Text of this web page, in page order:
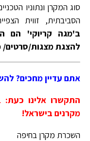
סוג המקרן ונתוניו
הסביבתית, זווית
ב'מגה קריוקי' הם
להצגת מצגות/סרטים/
אתם עדיין מחכים?
מקרנים בישראל!
השכרת מקרן בחיפה